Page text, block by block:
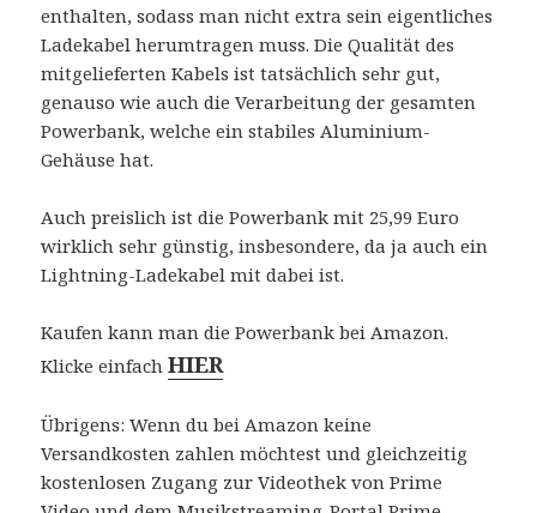
enthalten, sodass man nicht extra sein eigentliches
Ladekabel herumtragen muss. Die Qualität des
mitgelieferten Kabels ist tatsächlich sehr gut,
genauso wie auch die Verarbeitung der gesamten
Powerbank, welche ein stabiles Aluminium-
Gehäuse hat.
Auch preislich ist die Powerbank mit 25,99 Euro
wirklich sehr günstig, insbesondere, da ja auch ein
Lightning-Ladekabel mit dabei ist.
Kaufen kann man die Powerbank bei Amazon.
Klicke einfachHIER
Übrigens: Wenn du bei Amazon keine
Versandkosten zahlen möchtest und gleichzeitig
kostenlosen Zugang zur Videothek von Prime